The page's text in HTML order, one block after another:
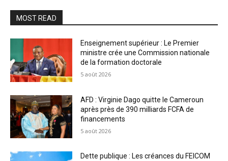
MOST READ
Enseignement supérieur : Le Premier
ministre crée une Commission nationale
de la formation doctorale
5 août 2026
AFD : Virginie Dago quitte le Cameroun
après près de 390 milliards FCFA de
financements
5 août 2026
Dette publique : Les créances du FEICOM